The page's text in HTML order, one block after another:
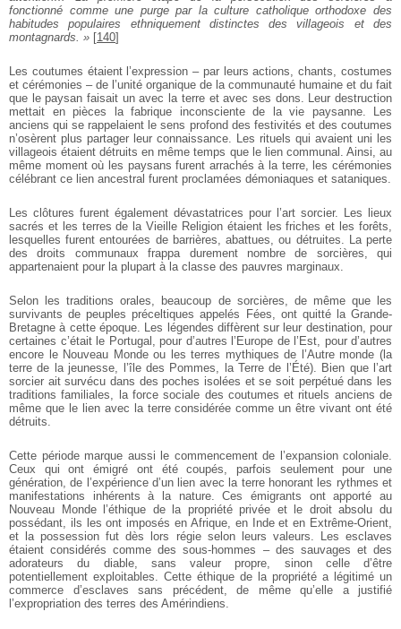
fonctionné comme une purge par la culture catholique orthodoxe des
habitudes populaires ethniquement distinctes des villageois et des
montagnards. » [140]
Les coutumes étaient l’expression – par leurs actions, chants, costumes
et cérémonies – de l’unité organique de la communauté humaine et du fait
que le paysan faisait un avec la terre et avec ses dons. Leur destruction
mettait en pièces la fabrique inconsciente de la vie paysanne. Les
anciens qui se rappelaient le sens profond des festivités et des coutumes
n’osèrent plus partager leur connaissance. Les rituels qui avaient uni les
villageois étaient détruits en même temps que le lien communal. Ainsi, au
même moment où les paysans furent arrachés à la terre, les cérémonies
célébrant ce lien ancestral furent proclamées démoniaques et sataniques.
Les clôtures furent également dévastatrices pour l’art sorcier. Les lieux
sacrés et les terres de la Vieille Religion étaient les friches et les forêts,
lesquelles furent entourées de barrières, abattues, ou détruites. La perte
des droits communaux frappa durement nombre de sorcières, qui
appartenaient pour la plupart à la classe des pauvres marginaux.
Selon les traditions orales, beaucoup de sorcières, de même que les
survivants de peuples préceltiques appelés Fées, ont quitté la Grande-
Bretagne à cette époque. Les légendes diffèrent sur leur destination, pour
certaines c’était le Portugal, pour d’autres l’Europe de l’Est, pour d’autres
encore le Nouveau Monde ou les terres mythiques de l’Autre monde (la
terre de la jeunesse, l’île des Pommes, la Terre de l’Été). Bien que l’art
sorcier ait survécu dans des poches isolées et se soit perpétué dans les
traditions familiales, la force sociale des coutumes et rituels anciens de
même que le lien avec la terre considérée comme un être vivant ont été
détruits.
Cette période marque aussi le commencement de l’expansion coloniale.
Ceux qui ont émigré ont été coupés, parfois seulement pour une
génération, de l’expérience d’un lien avec la terre honorant les rythmes et
manifestations inhérents à la nature. Ces émigrants ont apporté au
Nouveau Monde l’éthique de la propriété privée et le droit absolu du
possédant, ils les ont imposés en Afrique, en Inde et en Extrême-Orient,
et la possession fut dès lors régie selon leurs valeurs. Les esclaves
étaient considérés comme des sous-hommes – des sauvages et des
adorateurs du diable, sans valeur propre, sinon celle d’être
potentiellement exploitables. Cette éthique de la propriété a légitimé un
commerce d’esclaves sans précédent, de même qu’elle a justifié
l’expropriation des terres des Amérindiens.